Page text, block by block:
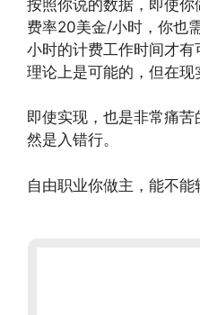
按照你说的数据，即使
费率20美金/小时，你也
小时的计费工作时间才
理论上是可能的，但在现
即使实现，也是非常痛
然是入错行。
自由职业你做主，能不能